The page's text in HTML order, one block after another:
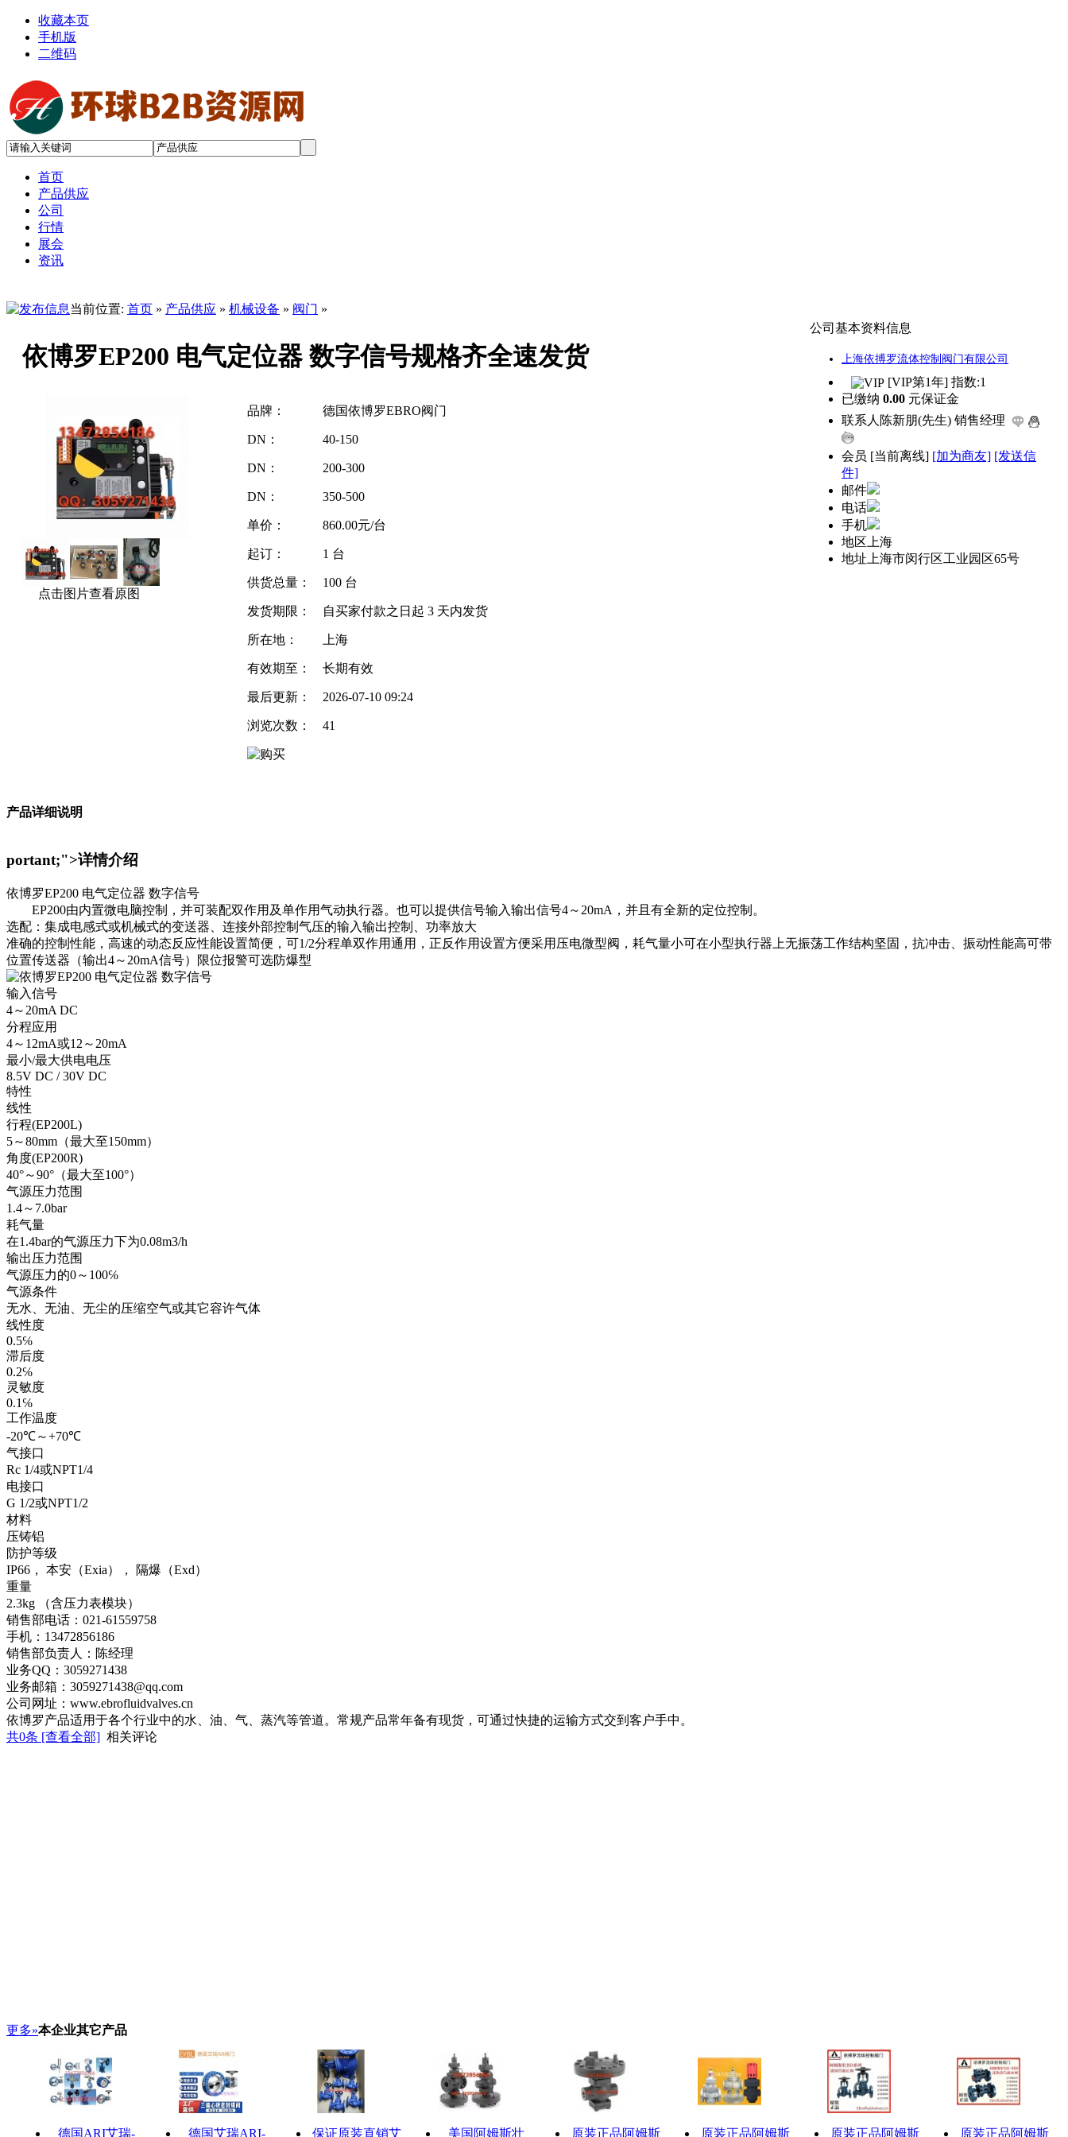
收藏本页
手机版
二维码
首页
产品供应
公司
行情
展会
资讯
当前位置: 首页 » 产品供应 » 机械设备 » 阀门 »
依博罗EP200 电气定位器 数字信号规格齐全速发货
点击图片查看原图
品牌： 德国依博罗EBRO阀门
DN： 40-150
DN： 200-300
DN： 350-500
单价： 860.00元/台
起订： 1 台
供货总量： 100 台
发货期限： 自买家付款之日起 3 天内发货
所在地： 上海
有效期至： 长期有效
最后更新： 2026-07-10 09:24
浏览次数： 41
公司基本资料信息
上海依搏罗流体控制阀门有限公司
[VIP第1年] 指数:1
已缴纳 0.00 元保证金
联系人 陈新朋(先生) 销售经理
会员 [当前离线] [加为商友] [发送信
件]
邮件
电话
手机
地区 上海
地址 上海市闵行区工业园区65号
产品详细说明
portant;">详情介绍
依博罗EP200 电气定位器 数字信号
EP200由内置微电脑控制，并可装配双作用及单作用气动执行器。也可以提供信号输入输出信号4～20mA，并且有全新的定位控制。
选配：集成电感式或机械式的变送器、连接外部控制气压的输入输出控制、功率放大
准确的控制性能，高速的动态反应性能设置简便，可1/2分程单双作用通用，正反作用设置方便采用压电微型阀，耗气量小可在小型执行器上无振荡工作结构坚固，抗冲击、振动性能高可带
位置传送器（输出4～20mA信号）限位报警可选防爆型
输入信号
4～20mA DC
分程应用
4～12mA或12～20mA
最小/最大供电电压
8.5V DC / 30V DC
特性
线性
行程(EP200L)
5～80mm（最大至150mm）
角度(EP200R)
40°～90°（最大至100°）
气源压力范围
1.4～7.0bar
耗气量
在1.4bar的气源压力下为0.08m3/h
输出压力范围
气源压力的0～100℅
气源条件
无水、无油、无尘的压缩空气或其它容许气体
线性度
0.5℅
滞后度
0.2℅
灵敏度
0.1℅
工作温度
-20℃～+70℃
气接口
Rc 1/4或NPT1/4
电接口
G 1/2或NPT1/2
材料
压铸铝
防护等级
IP66， 本安（Exia）， 隔爆（Exd）
重量
2.3kg （含压力表模块）
销售部电话：021-61559758
手机：13472856186
销售部负责人：陈经理
业务QQ：3059271438
业务邮箱：3059271438@qq.com
公司网址：www.ebrofluidvalves.cn
依博罗产品适用于各个行业中的水、油、气、蒸汽等管道。常规产品常年备有现货，可通过快捷的运输方式交到客户手中。
共0条 [查看全部] 相关评论
更多»本企业其它产品
德国ARI艾瑞- 德国艾瑞ARI- 保证原装直销艾 美国阿姆斯壮 原装正品阿姆斯 原装正品阿姆斯 原装正品阿姆斯 原装正品阿姆斯